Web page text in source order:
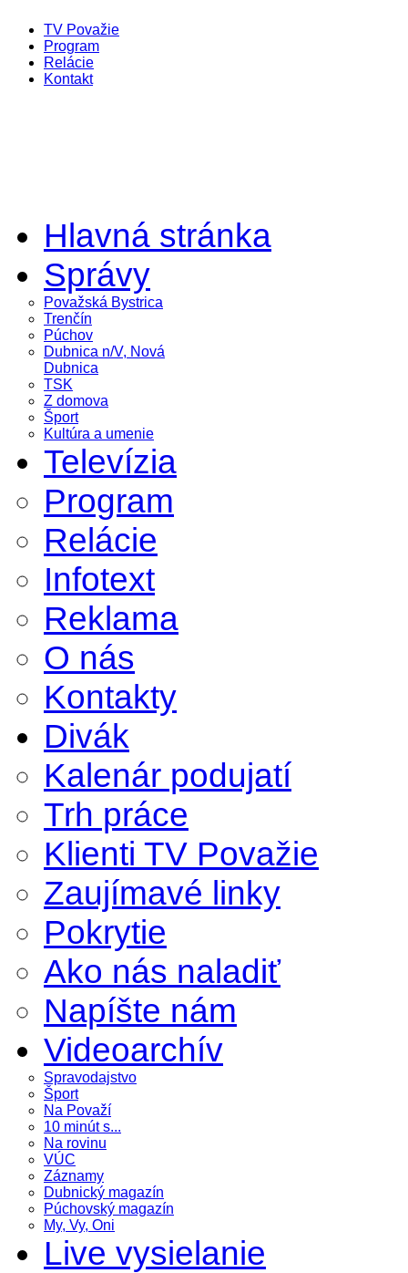
TV Považie
Program
Relácie
Kontakt
Hlavná stránka
Správy
Považská Bystrica
Trenčín
Púchov
Dubnica n/V, Nová
Dubnica
TSK
Z domova
Šport
Kultúra a umenie
Televízia
Program
Relácie
Infotext
Reklama
O nás
Kontakty
Divák
Kalenár podujatí
Trh práce
Klienti TV Považie
Zaujímavé linky
Pokrytie
Ako nás naladiť
Napíšte nám
Videoarchív
Spravodajstvo
Šport
Na Považí
10 minút s...
Na rovinu
VÚC
Záznamy
Dubnický magazín
Púchovský magazín
My, Vy, Oni
Live vysielanie